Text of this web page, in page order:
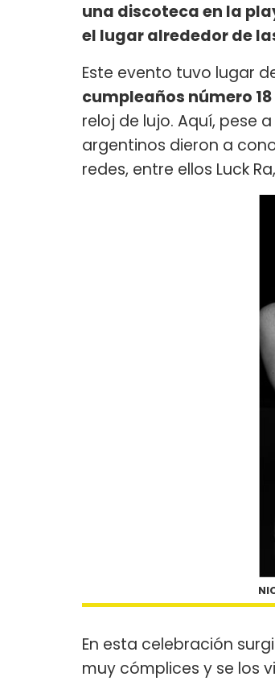
una discoteca en la
el lugar alrededor de
Este evento tuvo lugar
cumpleaños número 18
reloj de lujo. Aquí, pese
argentinos dieron a
redes, entre ellos Luck
En esta celebración
muy cómplices y se los